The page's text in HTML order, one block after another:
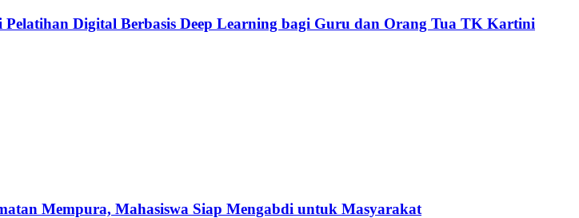
Digital Berbasis Deep Learning bagi Guru dan Orang Tua TK Kartini
Mempura, Mahasiswa Siap Mengabdi untuk Masyarakat